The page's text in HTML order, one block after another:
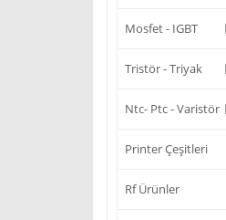
Mosfet - IGBT
Tristör - Triyak
Ntc- Ptc - Varistör
Printer Çeşitleri
Rf Ürünler